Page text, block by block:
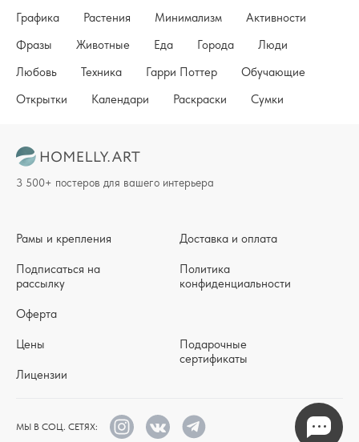
Графика
Растения Минимализм
Активности
Фразы
Животные Еда Города
Люди
Любовь
Техника Гарри Поттер
Обучающие
Открытки
Календари Раскраски Сумки
МЫ В СОЦ. СЕТЯХ:
Рамы и крепления
Подписаться на
рассылку
Оферта
Доставка и оплата
Политика
конфиденциальности
Цены
Лицензии
Подарочные
сертификаты
3 500+ постеров для вашего интерьера